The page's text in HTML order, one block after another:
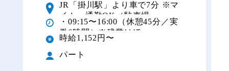
JR「掛川駅」より車で7分 ※マ
イカー通勤OK（駐車場...
・09:15〜16:00（休憩45分／実
働6時間）※残業はほ...
時給1,152円〜
パート